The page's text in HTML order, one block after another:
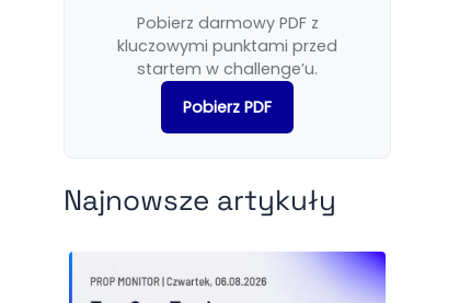
Pobierz darmowy PDF z
kluczowymi punktami przed
startem w challenge’u.
Pobierz PDF
Najnowsze artykuły